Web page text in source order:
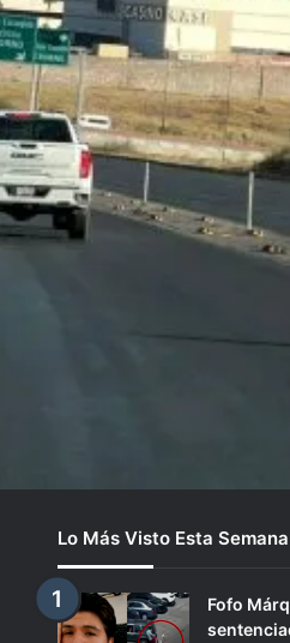
Lo Más Visto Esta Semana
Fofo